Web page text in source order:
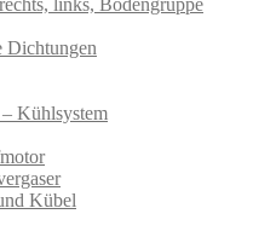
links, Bodengruppe
Dichtungen
Kühlsystem
Kübel